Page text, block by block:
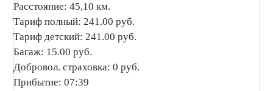
Расстояние: 45,10 км.
Тариф полный: 241.00 руб.
Тариф детский: 241.00 руб.
Багаж: 15.00 руб.
Добровол. страховка: 0 руб.
Прибытие: 07:39